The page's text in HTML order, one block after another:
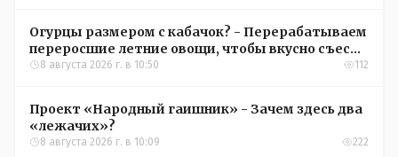
Огурцы размером с кабачок? - Перерабатываем
переросшие летние овощи, чтобы вкусно съесть
зимой
8 августа 2026 г. в 10:50 112
Проект «Народный гаишник» - Зачем здесь два
«лежачих»?
8 августа 2026 г. в 10:09 222